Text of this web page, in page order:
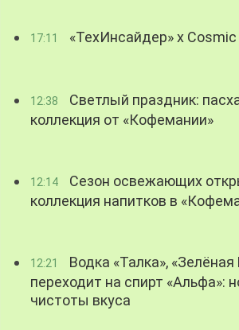
17:11 «ТехИнсайдер» х
12:38
Светлый праздник:
коллекция от «Кофемании»
12:14
Сезон освежающих
коллекция напитков в
12:21
Водка «Талка»,
переходит на спирт «Альфа»:
чистоты вкуса